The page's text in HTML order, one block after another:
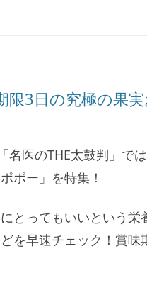
限3日の究極の果
名医のTHE太鼓判」で
ポー」を特集！
とってもいいという
を早速チェック！賞